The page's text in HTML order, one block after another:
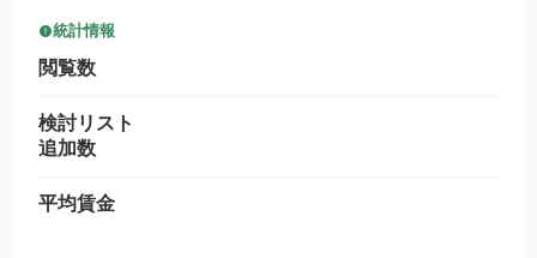
統計情報
閲覧数
検討リスト
追加数
平均賃金